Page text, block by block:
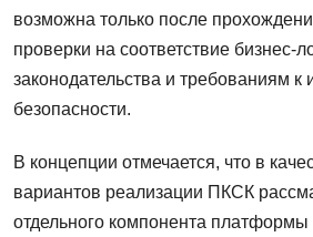
возможна только после
проверки на соответствие бизнес-
законодательства и требованиям
безопасности.
В концепции отмечается, что в
вариантов реализации ПКСК
отдельного компонента